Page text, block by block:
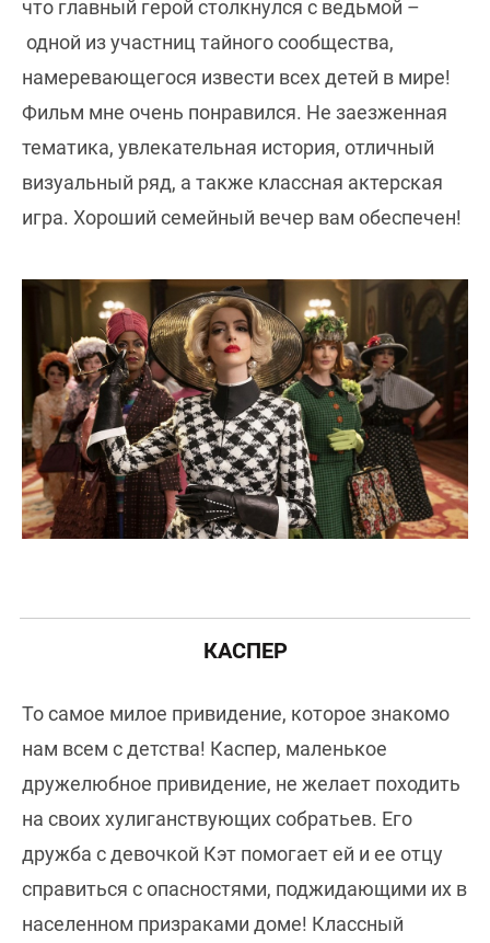
что главный герой столкнулся с ведьмой –
одной из участниц тайного сообщества,
намеревающегося извести всех детей в мире!
Фильм мне очень понравился. Не заезженная
тематика, увлекательная история, отличный
визуальный ряд, а также классная актерская
игра. Хороший семейный вечер вам обеспечен!
КАСПЕР
То самое милое привидение, которое знакомо
нам всем с детства! Каспер, маленькое
дружелюбное привидение, не желает походить
на своих хулиганствующих собратьев. Его
дружба с девочкой Кэт помогает ей и ее отцу
справиться с опасностями, поджидающими их в
населенном призраками доме! Классный